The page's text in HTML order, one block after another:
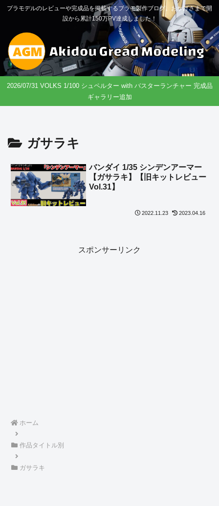
プラモデルのレビューや完成品を掲載するプラモ製作ブログ。おかげさまで開
設から累計150万PV達成しました！
2026/07/31 VOLKS 1/100 シュペルター with バスターランチャー 完成品
ギャラリー追加
ガサラキ
バンダイ 1/35 シンデンアーマー
【ガサラキ】【旧キットレビュー
Vol.31】
2022.11.23 2023.04.16
スポンサーリンク
ホーム
作品タイトル別
ガサラキ